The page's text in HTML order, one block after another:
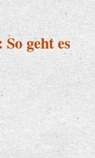
geht es